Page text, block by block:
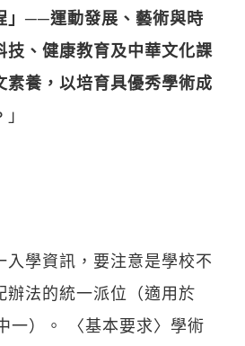
」──運動發展、藝術與時
技、健康教育及中華文化課
素養，以培育具優秀學術成
」
入學資訊，要注意是學校不
辦法的統一派位（適用於
一）。 〈基本要求〉學術